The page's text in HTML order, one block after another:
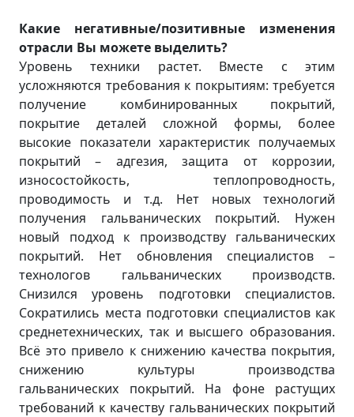
Какие негативные/позитивные изменения
отрасли Вы можете выделить?
Уровень техники растет. Вместе с этим
усложняются требования к покрытиям: требуется
получение комбинированных покрытий,
покрытие деталей сложной формы, более
высокие показатели характеристик получаемых
покрытий – адгезия, защита от коррозии,
износостойкость, теплопроводность,
проводимость и т.д. Нет новых технологий
получения гальванических покрытий. Нужен
новый подход к производству гальванических
покрытий. Нет обновления специалистов –
технологов гальванических производств.
Снизился уровень подготовки специалистов.
Сократились места подготовки специалистов как
среднетехнических, так и высшего образования.
Всё это привело к снижению качества покрытия,
снижению культуры производства
гальванических покрытий. На фоне растущих
требований к качеству гальванических покрытий